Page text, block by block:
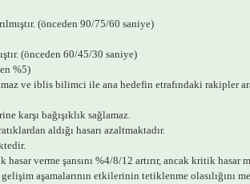
(önceden 90/75/60 saniye)
(önceden 60/45/30 saniye)
%5)
ve iblis bilimci ile ana hedefin etrafındaki rakipler
karşı bağışıklık sağlamaz.
aldığı hasarı azaltmaktadır.
verme şansını %4/8/12 artırır, ancak kritik hasar
aşamalarının etkilerinin tetiklenme olasılığını